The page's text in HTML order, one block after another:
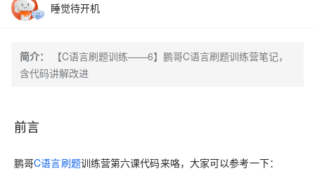
睡觉待开机
简介：
【C语言刷题训练——6】鹏哥C语言刷题训练营笔记，
含代码讲解改进
前言
鹏哥C语言刷题训练营第六课代码来咯，大家可以参考一下：